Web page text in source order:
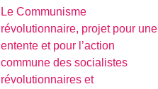
Le Communisme
révolutionnaire, projet pour une
entente et pour l’action
commune des socialistes
révolutionnaires et